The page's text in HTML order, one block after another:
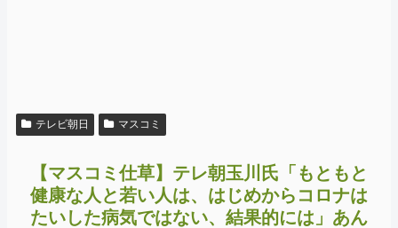
テレビ朝日 マスコミ
【マスコミ仕草】テレ朝玉川氏「もともと
健康な人と若い人は、はじめからコロナは
たいした病気ではない、結果的には」あん